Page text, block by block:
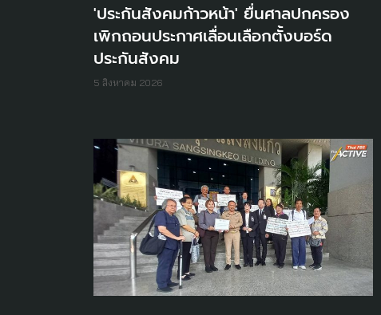
'ประกันสังคมก้าวหน้า' ยื่นศาลปกครอง
เพิกถอนประกาศเลื่อนเลือกตั้งบอร์ด
ประกันสังคม
5 สิงหาคม 2026